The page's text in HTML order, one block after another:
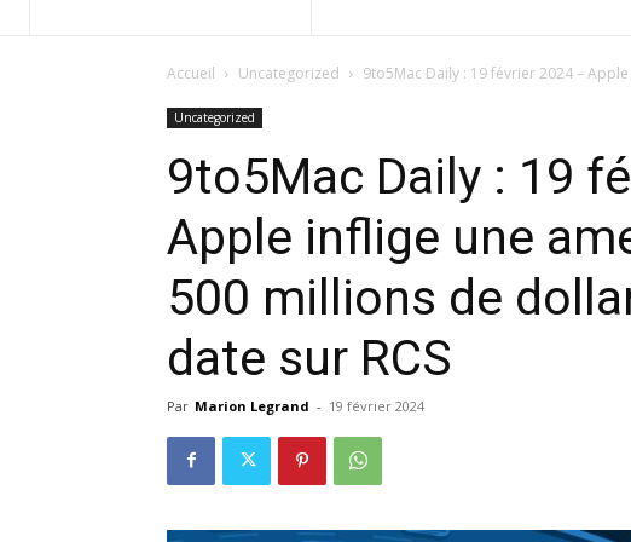
Accueil Uncategorized 9to5Mac Daily : 19 février 2024 –
Uncategorized
9to5Mac Daily : 19
Apple inflige une
500 millions de
date sur RCS
Par Marion Legrand - 19 février 2024